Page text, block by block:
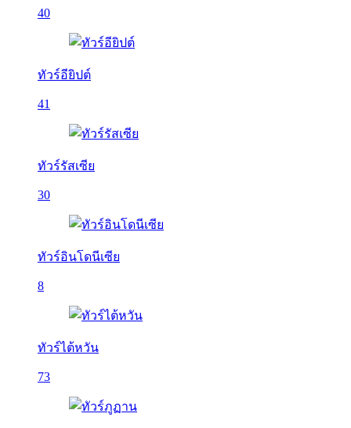
40
ทัวร์อียิปต์
41
ทัวร์รัสเซีย
30
ทัวร์อินโดนีเซีย
8
ทัวร์ไต้หวัน
73